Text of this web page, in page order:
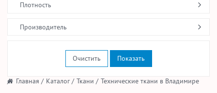
/ Главная / Каталог/ Ткани / Технические ткани в Владимире
Плотность
Производитель
Очистить